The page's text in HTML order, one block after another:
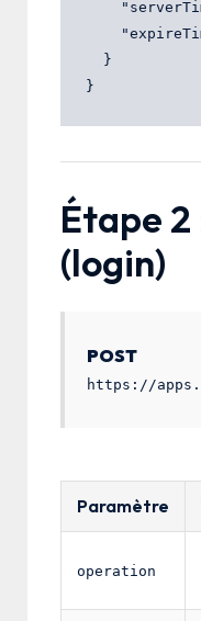
Étape
(login)
POST
https://
Paramètre
operation